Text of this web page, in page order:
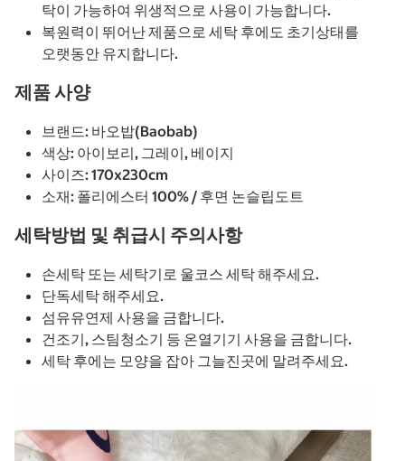
탁이 가능하여 위생적으로 사용이 가능합니다.
복원력이 뛰어난 제품으로 세탁 후에도 초기상태를
오랫동안 유지합니다.
제품 사양
브랜드: 바오밥(Baobab)
색상: 아이보리, 그레이, 베이지
사이즈: 170x230cm
소재: 폴리에스터 100% / 후면 논슬립도트
세탁방법 및 취급시 주의사항
손세탁 또는 세탁기로 울코스 세탁 해주세요.
단독세탁 해주세요.
섬유유연제 사용을 금합니다.
건조기, 스팀청소기 등 온열기기 사용을 금합니다.
세탁 후에는 모양을 잡아 그늘진곳에 말려주세요.